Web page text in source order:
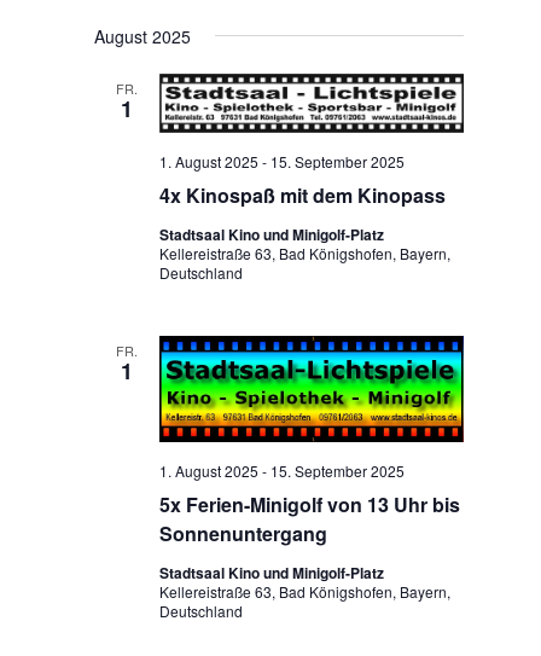
August 2025
FR.
1
4x Kinospaß mit dem Kinopass
1. August 2025 - 15. September 2025
Stadtsaal Kino und Minigolf-Platz
Kellereistraße 63, Bad Königshofen, Bayern,
Deutschland
FR.
1
5x Ferien-Minigolf von 13 Uhr bis
Sonnenuntergang
1. August 2025 - 15. September 2025
Stadtsaal Kino und Minigolf-Platz
Kellereistraße 63, Bad Königshofen, Bayern,
Deutschland